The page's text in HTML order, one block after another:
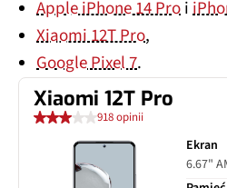
Apple iPhone 14 Proi
Xiaomi 12T Pro,
Google Pixel 7.
Xiaomi 12T Pro
918 opinii
Ekran
6.67"